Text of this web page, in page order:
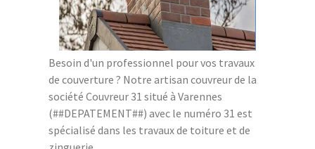
Besoin d'un professionnel pour vos travaux
de couverture ? Notre artisan couvreur de la
société Couvreur 31 situé à Varennes
(##DEPATEMENT##) avec le numéro 31 est
spécialisé dans les travaux de toiture et de